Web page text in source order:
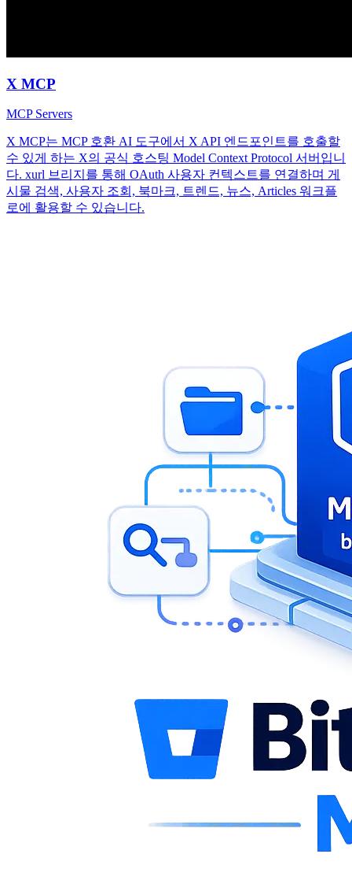
X MCP
MCP Servers
X MCP는 MCP 호환 AI 도구에서 X API 엔드포인트를 호출할
수 있게 하는 X의 공식 호스팅 Model Context Protocol 서버입니
다. xurl 브리지를 통해 OAuth 사용자 컨텍스트를 연결하며 게
시물 검색, 사용자 조회, 북마크, 트렌드, 뉴스, Articles 워크플
로에 활용할 수 있습니다.